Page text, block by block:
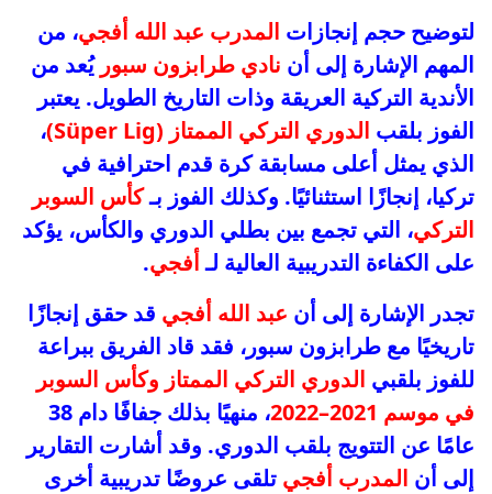
لتوضيح حجم إنجازات المدرب عبد الله أفجي، من
المهم الإشارة إلى أن نادي طرابزون سبور يُعد من
الأندية التركية العريقة وذات التاريخ الطويل. يعتبر
الفوز بلقب الدوري التركي الممتاز (Süper Lig)
،
الذي يمثل أعلى مسابقة كرة قدم احترافية في
تركيا، إنجازًا استثنائيًا. وكذلك الفوز بـكأس السوبر
التركي، التي تجمع بين بطلي الدوري والكأس، يؤكد
على الكفاءة التدريبية العالية لـأفجي.
تجدر الإشارة إلى أن عبد الله أفجي قد حقق إنجازًا
تاريخيًا مع طرابزون سبور، فقد قاد الفريق ببراعة
للفوز بلقبي الدوري التركي الممتاز وكأس السوبر
في موسم 2021–2022
، منهيًا بذلك جفافًا دام 38
عامًا عن التتويج بلقب الدوري. وقد أشارت التقارير
إلى أن المدرب أفجي تلقى عروضًا تدريبية أخرى